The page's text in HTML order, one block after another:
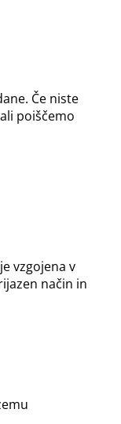
Če niste
poiščemo
vzgojena v
način in